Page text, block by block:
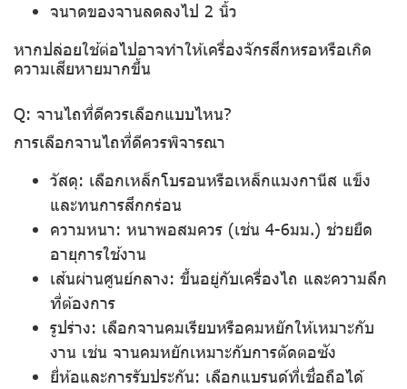
จนาดของจานลดลงไป 2 นิ้ว
หากปล่อยใช้ต่อไปอาจทำให้เครื่องจักรสึกหรอหรือเกิด
ความเสียหายมากขึ้น
Q: จานไถที่ดีควรเลือกแบบไหน?
การเลือกจานไถที่ดีควรพิจารณา
วัสดุ: เลือกเหล็กโบรอนหรือเหล็กแมงกานีส แข็ง
และทนการสึกกร่อน
ความหนา: หนาพอสมควร (เช่น 4-6มม.) ช่วยยืด
อายุการใช้งาน
เส้นผ่านศูนย์กลาง: ขึ้นอยู่กับเครื่องไถ และความลึก
ที่ต้องการ
รูปร่าง: เลือกจานคมเรียบหรือคมหยักให้เหมาะกับ
งาน เช่น จานคมหยักเหมาะกับการตัดตอซัง
ยี่ห้อและการรับประกัน: เลือกแบรนด์ที่เชื่อถือได้